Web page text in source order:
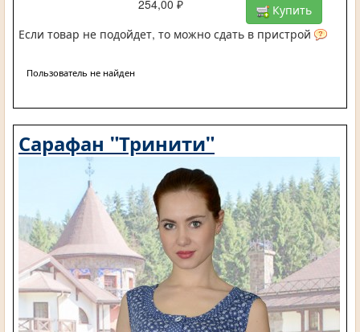
254,00 ₽
Купить
Если товар не подойдет, то можно сдать в пристрой
Пользователь не найден
Сарафан "Тринити"